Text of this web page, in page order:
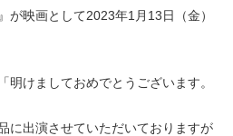
が映画として2023年1月13日（金）
明けましておめでとうございます。
に出演させていただいておりますが